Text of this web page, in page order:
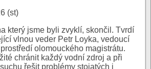
(st)
který jsme byli zvyklí, skončil. Tvrdí
vlnou veder Petr Loyka, vedoucí
olomouckého magistrátu.
chránit každý vodní zdroj a při
řešit problémy stojatých i